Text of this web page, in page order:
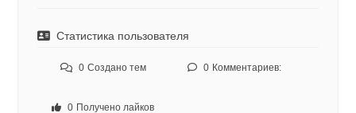
Статистика пользователя
0 Создано тем 0 Комментариев:
0 Получено лайков